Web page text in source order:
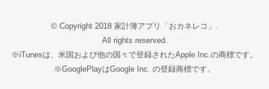
© Copyright 2018 家計簿アプリ「おカネレコ」.
All rights reserved.
※iTunesは、米国および他の国々で登録されたApple Inc.の商標です。
※GooglePlayはGoogle Inc. の登録商標です。